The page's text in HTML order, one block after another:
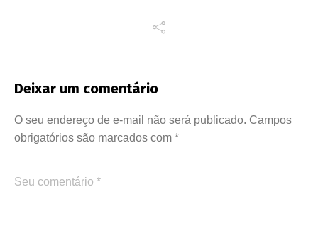
Deixar um comentário
O seu endereço de e-mail não será publicado. Campos
obrigatórios são marcados com *